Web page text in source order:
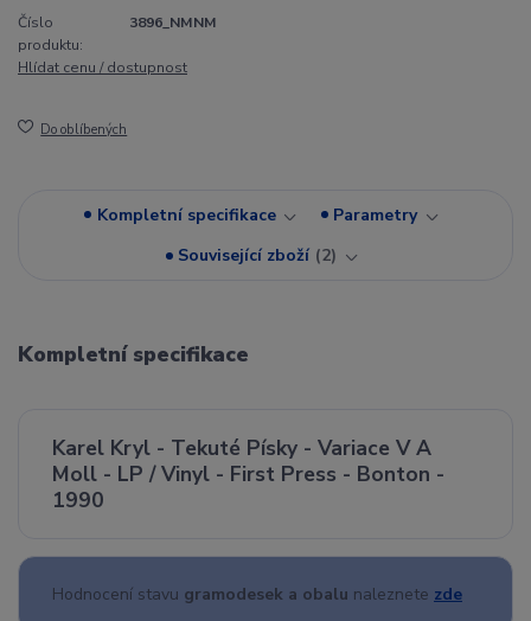
Číslo
produktu:
3896_NMNM
Hlídat cenu / dostupnost
Do oblíbených
Kompletní specifikace
Parametry
Související zboží 2
Kompletní specifikace
Karel Kryl - Tekuté Písky - Variace V A
Moll - LP / Vinyl - First Press - Bonton -
1990
Hodnocení stavu gramodesek a obalu naleznete zde